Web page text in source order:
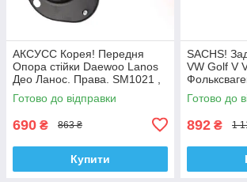
АКСУСС Корея! Передня
Опора стійки Daewoo Lanos
Део Ланос. Права. SM1021 ,
KB690.08
Готово до відправки
690 ₴ 863 ₴
Купити
SACHS!
VW Golf V
Овальна.
KB957.08 ,
Готово до
892 ₴ 1